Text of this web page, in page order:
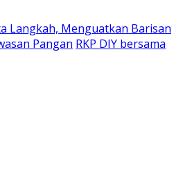
Langkah, Menguatkan Barisan
Pangan RKP DIY bersama